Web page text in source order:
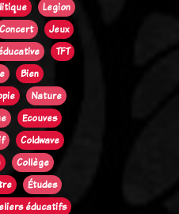
Legion
Concert
Jeux
TFT
Bien
Nature
Ecouves
Coldwave
Collège
Études
éducatifs